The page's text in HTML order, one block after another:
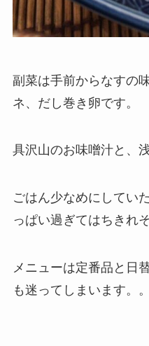
副菜は手前からなすの
ネ、だし巻き卵です。
具沢山のお味噌汁と、
ごはん少なめにしてい
っぱい過ぎてはちきれ
メニューは定番品と日
も迷ってしまいます。。